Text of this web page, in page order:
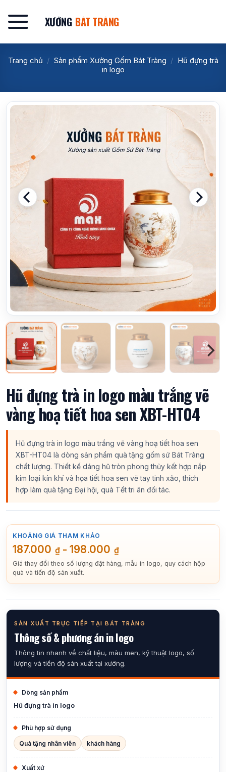
qua
nội
dung
XƯỞNG BÁT TRÀNG
Trang chủ / Sản phẩm Xưởng Gốm Bát Tràng / Hũ đựng trà
in logo
Hũ đựng trà in logo màu trắng vẽ
vàng hoạ tiết hoa sen XBT-HT04
Hũ đựng trà in logo màu trắng vẽ vàng hoạ tiết hoa sen
XBT-HT04 là dòng sản phẩm quà tặng gốm sứ Bát Tràng
chất lượng. Thiết kế dáng hũ tròn phong thủy kết hợp nắp
kim loại kín khí và họa tiết hoa sen vẽ tay tinh xảo, thích
hợp làm quà tặng Đại hội, quà Tết tri ân đối tác.
KHOẢNG GIÁ THAM KHẢO
187.000 ₫ - 198.000 ₫
Giá thay đổi theo số lượng đặt hàng, mẫu in logo, quy cách hộp
quà và tiến độ sản xuất.
SẢN XUẤT TRỰC TIẾP TẠI BÁT TRÀNG
Thông số & phương án in logo
Thông tin nhanh về chất liệu, màu men, kỹ thuật logo, số
lượng và tiến độ sản xuất tại xưởng.
Dòng sản phẩm
Hũ đựng trà in logo
Phù hợp sử dụng
Quà tặng nhân viên khách hàng
Xuất xứ